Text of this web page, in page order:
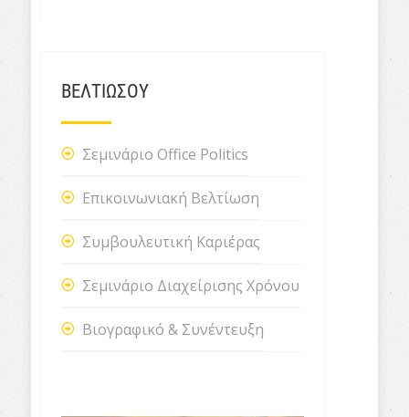
ΒΕΛΤΙΩΣΟΥ
Σεμινάριο Office Politics
Επικοινωνιακή Βελτίωση
Συμβουλευτική Καριέρας
Σεμινάριο Διαχείρισης Χρόνου
Βιογραφικό & Συνέντευξη